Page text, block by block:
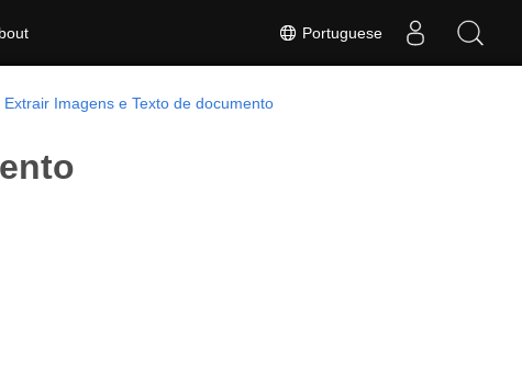
Portuguese
Extrair Imagens e Texto de documento